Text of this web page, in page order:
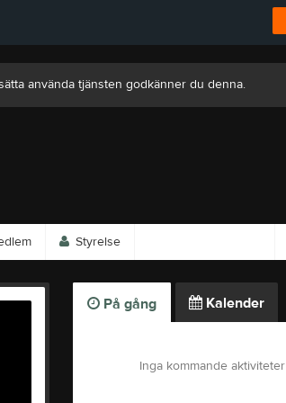
använda tjänsten godkänner du denna.
Styrelse
På gång Kalender
Inga kommande aktiviteter